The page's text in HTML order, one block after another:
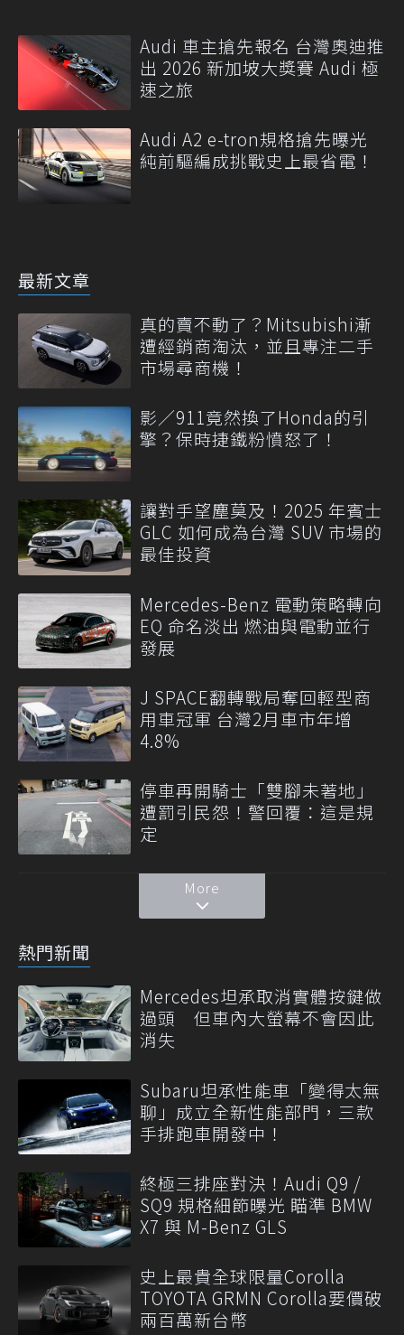
Audi 車主搶先報名 台灣奧迪推
出 2026 新加坡大獎賽 Audi 極
速之旅
Audi A2 e-tron規格搶先曝光
純前驅編成挑戰史上最省電！
最新文章
真的賣不動了？Mitsubishi漸
遭經銷商淘汰，並且專注二手
市場尋商機！
影／911竟然換了Honda的引
擎？保時捷鐵粉憤怒了！
讓對手望塵莫及！2025 年賓士
GLC 如何成為台灣 SUV 市場的
最佳投資
Mercedes-Benz 電動策略轉向
EQ 命名淡出 燃油與電動並行
發展
J SPACE翻轉戰局奪回輕型商
用車冠軍 台灣2月車市年增
4.8%
停車再開騎士「雙腳未著地」
遭罰引民怨！警回覆：這是規
定
More
熱門新聞
Mercedes坦承取消實體按鍵做
過頭 但車內大螢幕不會因此
消失
Subaru坦承性能車「變得太無
聊」成立全新性能部門，三款
手排跑車開發中！
終極三排座對決！Audi Q9 /
SQ9 規格細節曝光 瞄準 BMW
X7 與 M-Benz GLS
史上最貴全球限量Corolla
TOYOTA GRMN Corolla要價破
兩百萬新台幣